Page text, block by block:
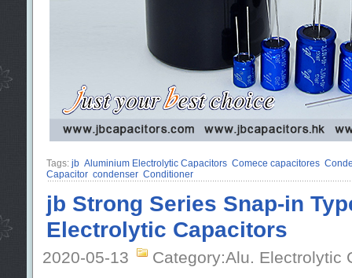
Tags: jb Aluminium Electrolytic Capacitors Comece capacitores
Capacitor condenser Conditioner
jb Strong Series Snap-in
Electrolytic Capacitors
2020-05-13 Category:Alu. Electrolytic